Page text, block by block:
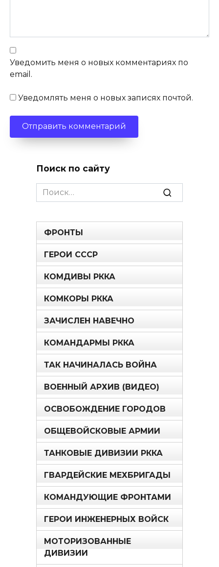
Уведомить меня о новых комментариях по
email.
Уведомлять меня о новых записях почтой.
Поиск по сайту
Search
for:
ФРОНТЫ
ГЕРОИ СССР
КОМДИВЫ РККА
КОМКОРЫ РККА
ЗАЧИСЛЕН НАВЕЧНО
КОМАНДАРМЫ РККА
ТАК НАЧИНАЛАСЬ ВОЙНА
ВОЕННЫЙ АРХИВ (ВИДЕО)
ОСВОБОЖДЕНИЕ ГОРОДОВ
ОБЩЕВОЙСКОВЫЕ АРМИИ
ТАНКОВЫЕ ДИВИЗИИ РККА
ГВАРДЕЙСКИЕ МЕХБРИГАДЫ
КОМАНДУЮЩИЕ ФРОНТАМИ
ГЕРОИ ИНЖЕНЕРНЫХ ВОЙСК
МОТОРИЗОВАННЫЕ
ДИВИЗИИ